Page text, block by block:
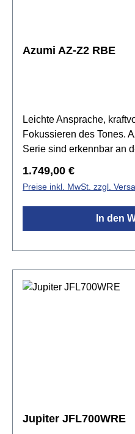
Azumi AZ-Z2 RBE
Leichte Ansprache,
Fokussieren des Tones.
Serie sind erkennbar an
Klangcharakter dieser Z
Einsatz von Sterlingsilber
Kopfstück,
Serie Z2 bestehen aus Sterlingsilber
Z-Cut aus Sterling Silber
(925)Korpus: Neusilber
Regulärer Preis:
1.749,00 €
Preise inkl. MwSt. zzgl.
In den
Jupiter JFL700WRE